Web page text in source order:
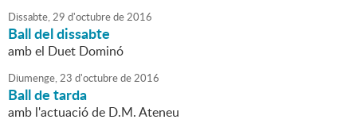
Dissabte,29 d'octubrede2016
Ball del dissabte
amb el Duet Dominó
Diumenge,23 d'octubrede2016
Ball de tarda
amb l'actuació de D.M. Ateneu